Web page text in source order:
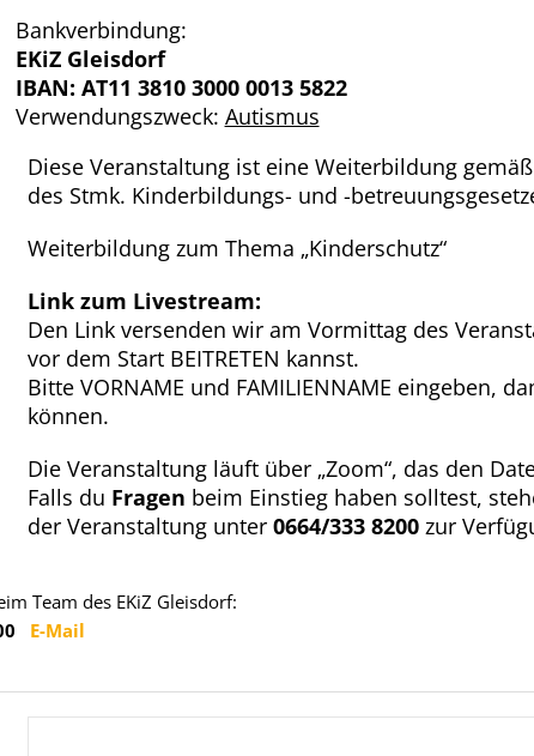
Bankverbindung:
EKiZ Gleisdorf
IBAN: AT11 3810 3000 0013 5822
Verwendungszweck: Autismus
Diese Veranstaltung ist eine Weiterbildung
des Stmk. Kinderbildungs- und -
Weiterbildung zum Thema „Kinderschutz“
Link zum Livestream:
Den Link versenden wir am Vormittag des
vor dem Start BEITRETEN kannst.
Bitte VORNAME und FAMILIENNAME eingeben,
können.
Die Veranstaltung läuft über „Zoom“, das den
Falls du Fragen beim Einstieg haben solltest,
der Veranstaltung unter 0664/333 8200zur
Team des EKiZ Gleisdorf:
E-Mail